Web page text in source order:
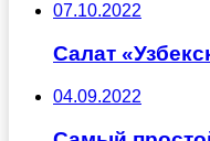
07.10.2022
Салат
04.09.2022